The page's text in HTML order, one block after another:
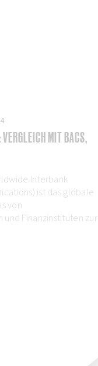
MIT BACS,
Interbank
ist das globale
von
Finanzinstituten zur